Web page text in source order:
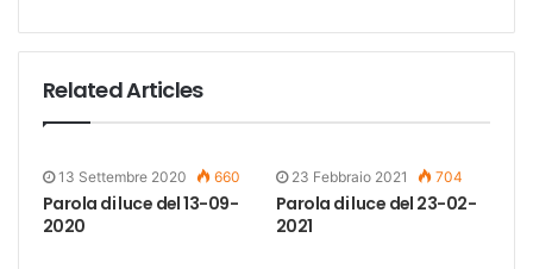
Related Articles
13 Settembre 2020 660
Parola di luce del 13-09-
2020
23 Febbraio 2021 704
Parola di luce del 23-02-
2021